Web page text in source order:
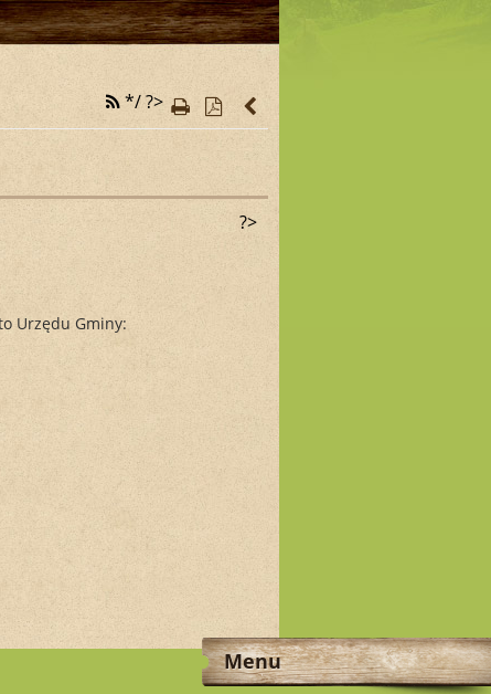
*/ ?>
?>
Urzędu Gminy:
Menu